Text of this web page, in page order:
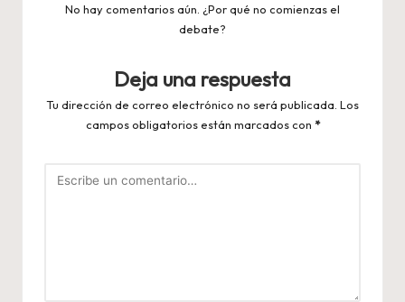
No hay comentarios aún. ¿Por qué no comienzas el
debate?
Deja una respuesta
Tu dirección de correo electrónico no será publicada. Los
campos obligatorios están marcados con *